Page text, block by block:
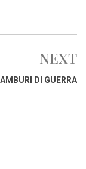
NEXT
DI GUERRA